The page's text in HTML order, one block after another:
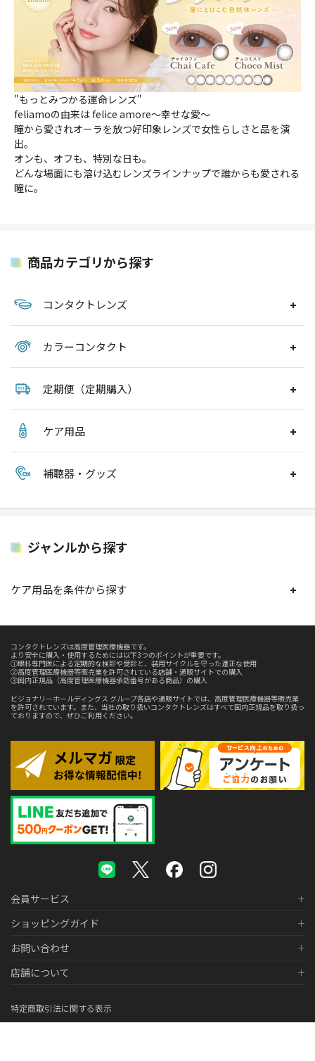
"もっとみつかる運命レンズ"
feliamoの由来は felice amore～幸せな愛～
瞳から愛されオーラを放つ好印象レンズで女性らしさと品を演
出。
オンも、オフも、特別な日も。
どんな場面にも溶け込むレンズラインナップで誰からも愛される
瞳に。
商品カテゴリから探す
コンタクトレンズ
カラーコンタクト
定期便（定期購入）
ケア用品
補聴器・グッズ
ジャンルから探す
ケア用品を条件から探す
コンタクトレンズは高度管理医療機器です。
より安全に購入・使用するためには以下3つのポイントが重要です。
①眼科専門医による定期的な検診や受診と、装用サイクルを守った適正な使用
②高度管理医療機器等販売業を許可されている店舗・通販サイトでの購入
③国内正規品（高度管理医療機器承認番号がある商品）の購入
ビジョナリーホールディングス グループ各店や通販サイトでは、高度管理医療機器等販売業
を許可されています。また、当社の取り扱いコンタクトレンズはすべて国内正規品を取り扱っ
ておりますので、ぜひご利用ください。
会員サービス
ショッピングガイド
お問い合わせ
店舗について
特定商取引法に関する表示